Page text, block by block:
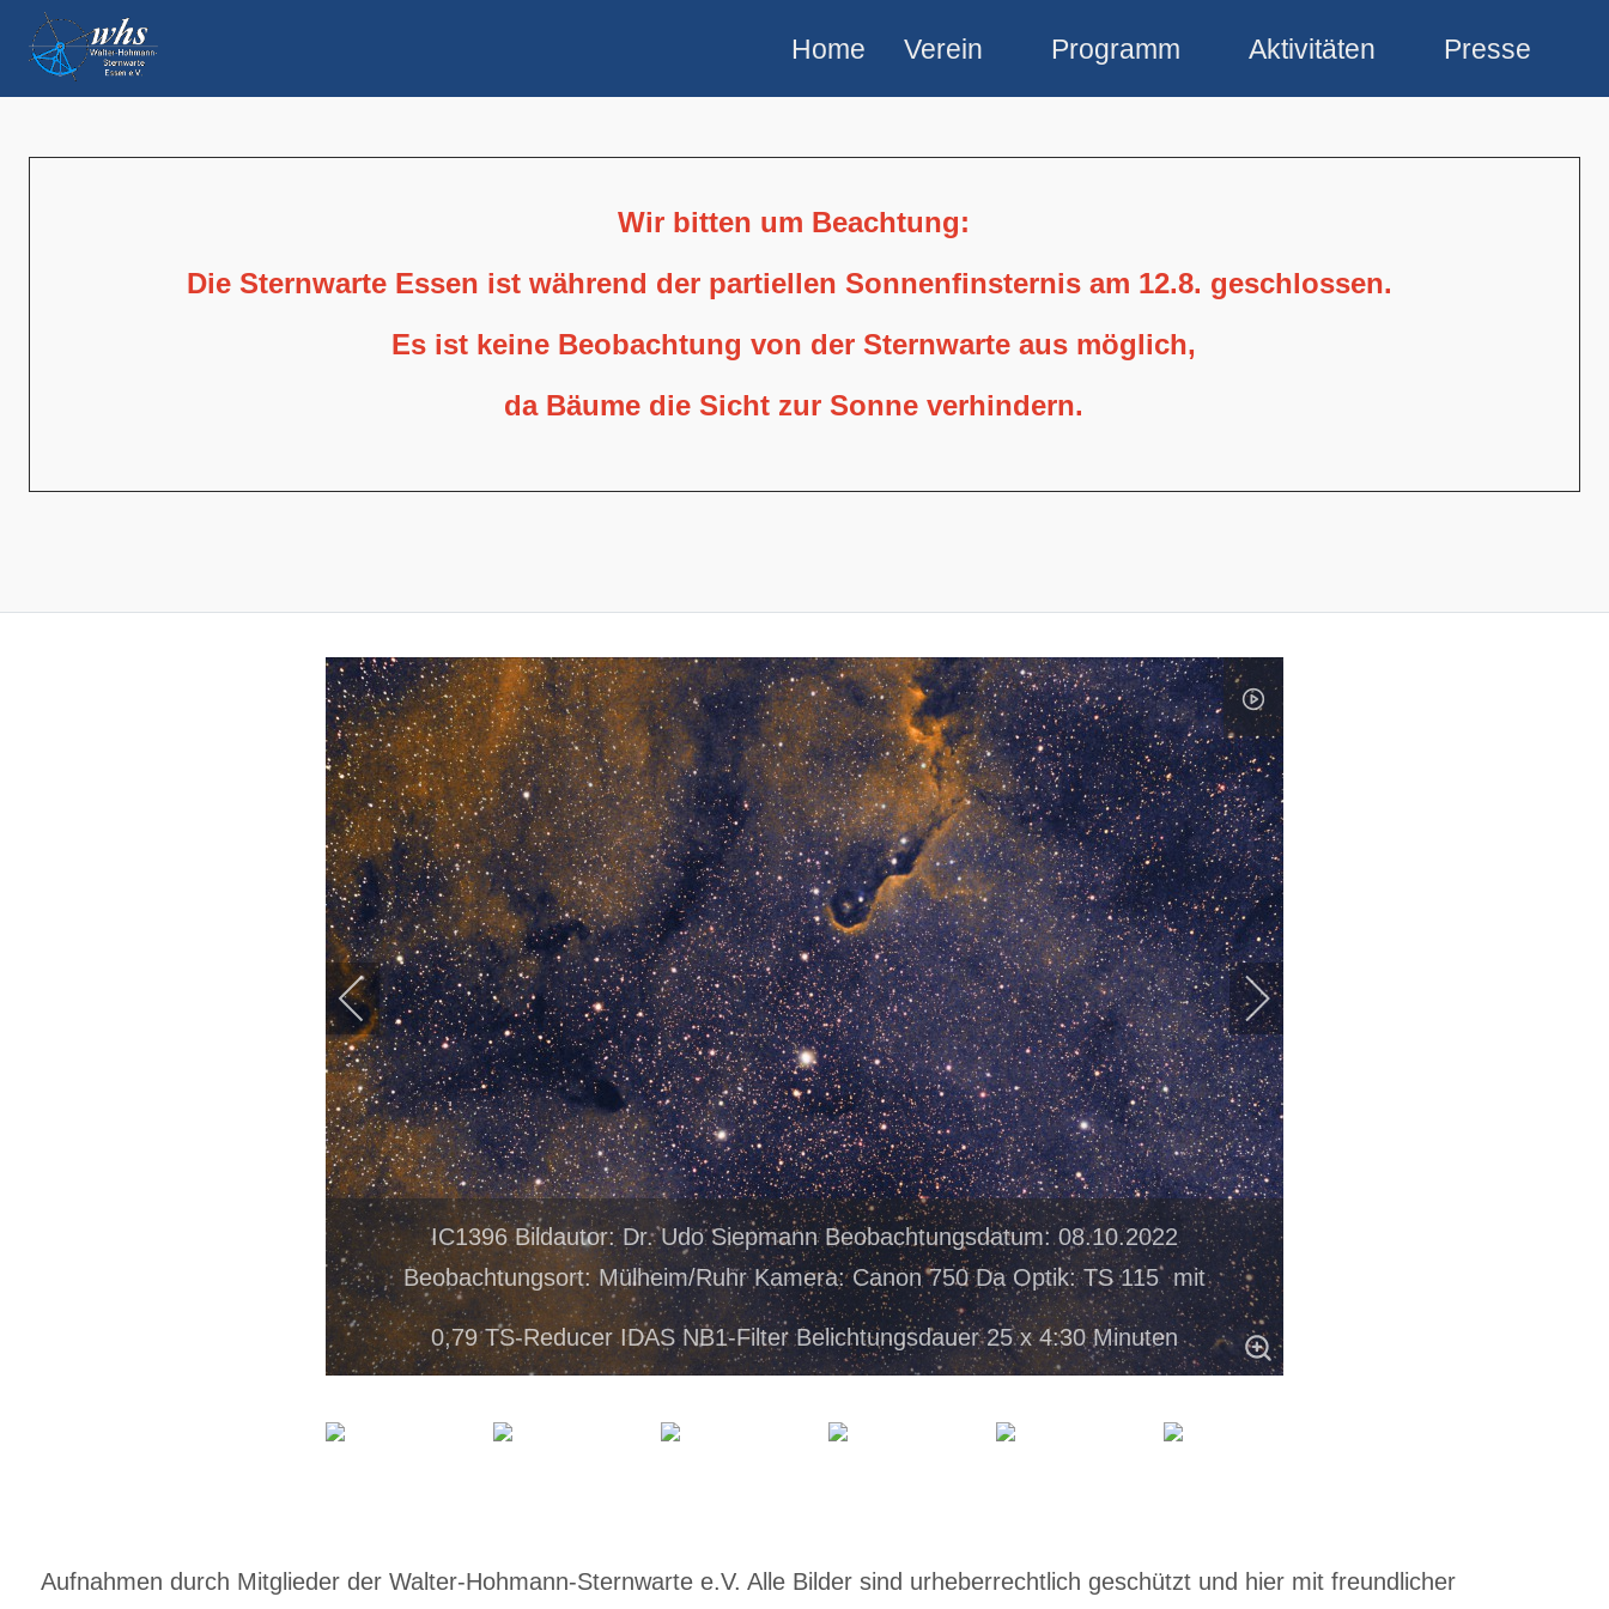
Home Verein Programm Aktivitäten Presse
Wir bitten um Beachtung:
Die Sternwarte Essen ist während der partiellen Sonnenfinsternis am 12.8. geschlossen.
Es ist keine Beobachtung von der Sternwarte aus möglich,
da Bäume die Sicht zur Sonne verhindern.
IC1396 Bildautor: Dr. Udo Siepmann Beobachtungsdatum: 08.10.2022
Beobachtungsort: Mülheim/Ruhr Kamera: Canon 750 Da Optik: TS 115 mit
0,79 TS-Reducer IDAS NB1-Filter Belichtungsdauer 25 x 4:30 Minuten
Aufnahmen durch Mitglieder der Walter-Hohmann-Sternwarte e.V. Alle Bilder sind urheberrechtlich geschützt und hier mit freundlicher